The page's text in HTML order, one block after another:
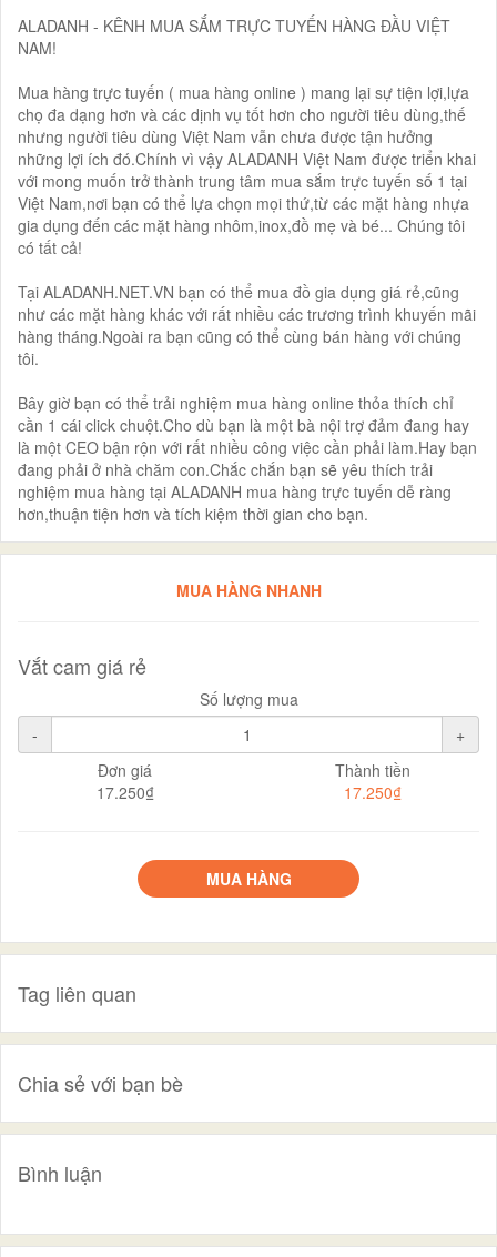
ALADANH - KÊNH MUA SẮM TRỰC TUYẾN HÀNG ĐẦU VIỆT
NAM!
Mua hàng trực tuyến ( mua hàng online ) mang lại sự tiện lợi,lựa
chọ đa dạng hơn và các dịnh vụ tốt hơn cho người tiêu dùng,thế
nhưng người tiêu dùng Việt Nam vẫn chưa được tận hưởng
những lợi ích đó.Chính vì vậy ALADANH Việt Nam được triển khai
với mong muốn trở thành trung tâm mua sắm trực tuyến số 1 tại
Việt Nam,nơi bạn có thể lựa chọn mọi thứ,từ các mặt hàng nhựa
gia dụng đến các mặt hàng nhôm,inox,đồ mẹ và bé... Chúng tôi
có tất cả!
Tại ALADANH.NET.VN bạn có thể mua đồ gia dụng giá rẻ,cũng
như các mặt hàng khác với rất nhiều các trương trình khuyến mãi
hàng tháng.Ngoài ra bạn cũng có thể cùng bán hàng với chúng
tôi.
Bây giờ bạn có thể trải nghiệm mua hàng online thỏa thích chỉ
cần 1 cái click chuột.Cho dù bạn là một bà nội trợ đảm đang hay
là một CEO bận rộn với rất nhiều công việc cần phải làm.Hay bạn
đang phải ở nhà chăm con.Chắc chắn bạn sẽ yêu thích trải
nghiệm mua hàng tại ALADANH mua hàng trực tuyến dễ ràng
hơn,thuận tiện hơn và tích kiệm thời gian cho bạn.
MUA HÀNG NHANH
Vắt cam giá rẻ
Số lượng mua
-
+
Đơn giá
17.250₫
Thành tiền
17.250₫
MUA HÀNG
Tag liên quan
Chia sẻ với bạn bè
Bình luận